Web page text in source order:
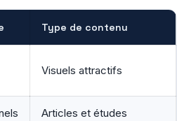
Type de contenu
Visuels attractifs
Articles et études